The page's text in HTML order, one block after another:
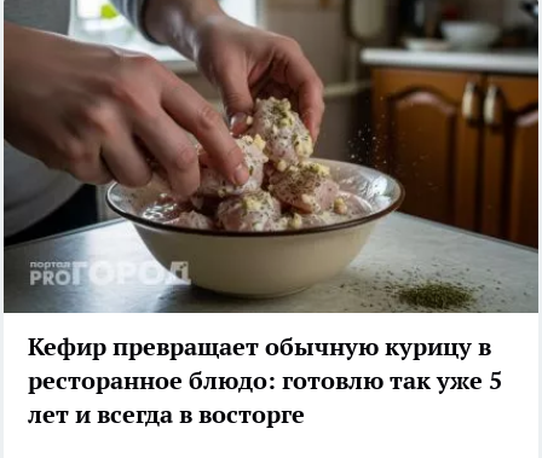
Кефир превращает обычную курицу в
ресторанное блюдо: готовлю так уже 5
лет и всегда в восторге